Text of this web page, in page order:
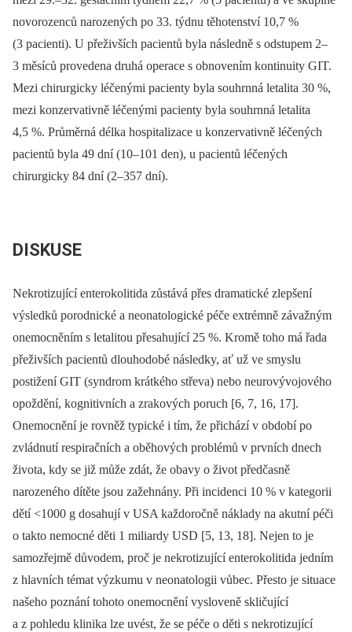
novorozenců narozených po 33. týdnu těhotenství 10,7 %
(3 pacienti). U přeživších pacientů byla následně s odstupem 2–
3 měsíců provedena druhá operace s obnovením kontinuity GIT.
Mezi chirurgicky léčenými pacienty byla souhrnná letalita 30 %,
mezi konzervativně léčenými pacienty byla souhrnná letalita
4,5 %. Průměrná délka hospitalizace u konzervativně léčených
pacientů byla 49 dní (10–101 den), u pacientů léčených
chirurgicky 84 dní (2–357 dní).
DISKUSE
Nekrotizující enterokolitida zůstává přes dramatické zlepšení
výsledků porodnické a neonatologické péče extrémně závažným
onemocněním s letalitou přesahující 25 %. Kromě toho má řada
přeživších pacientů dlouhodobé následky, ať už ve smyslu
postižení GIT (syndrom krátkého střeva) nebo neurovývojového
opoždění, kognitivních a zrakových poruch [6, 7, 16, 17].
Onemocnění je rovněž typické i tím, že přichází v období po
zvládnutí respiračních a oběhových problémů v prvních dnech
života, kdy se již může zdát, že obavy o život předčasně
narozeného dítěte jsou zažehnány. Při incidenci 10 % v kategorii
dětí <1000 g dosahují v USA každoročně náklady na akutní péči
o takto nemocné děti 1 miliardy USD [5, 13, 18]. Nejen to je
samozřejmě důvodem, proč je nekrotizující enterokolitida jedním
z hlavních témat výzkumu v neonatologii vůbec. Přesto je situace
našeho poznání tohoto onemocnění vysloveně skličující
a z pohledu klinika lze uvést, že se péče o děti s nekrotizující